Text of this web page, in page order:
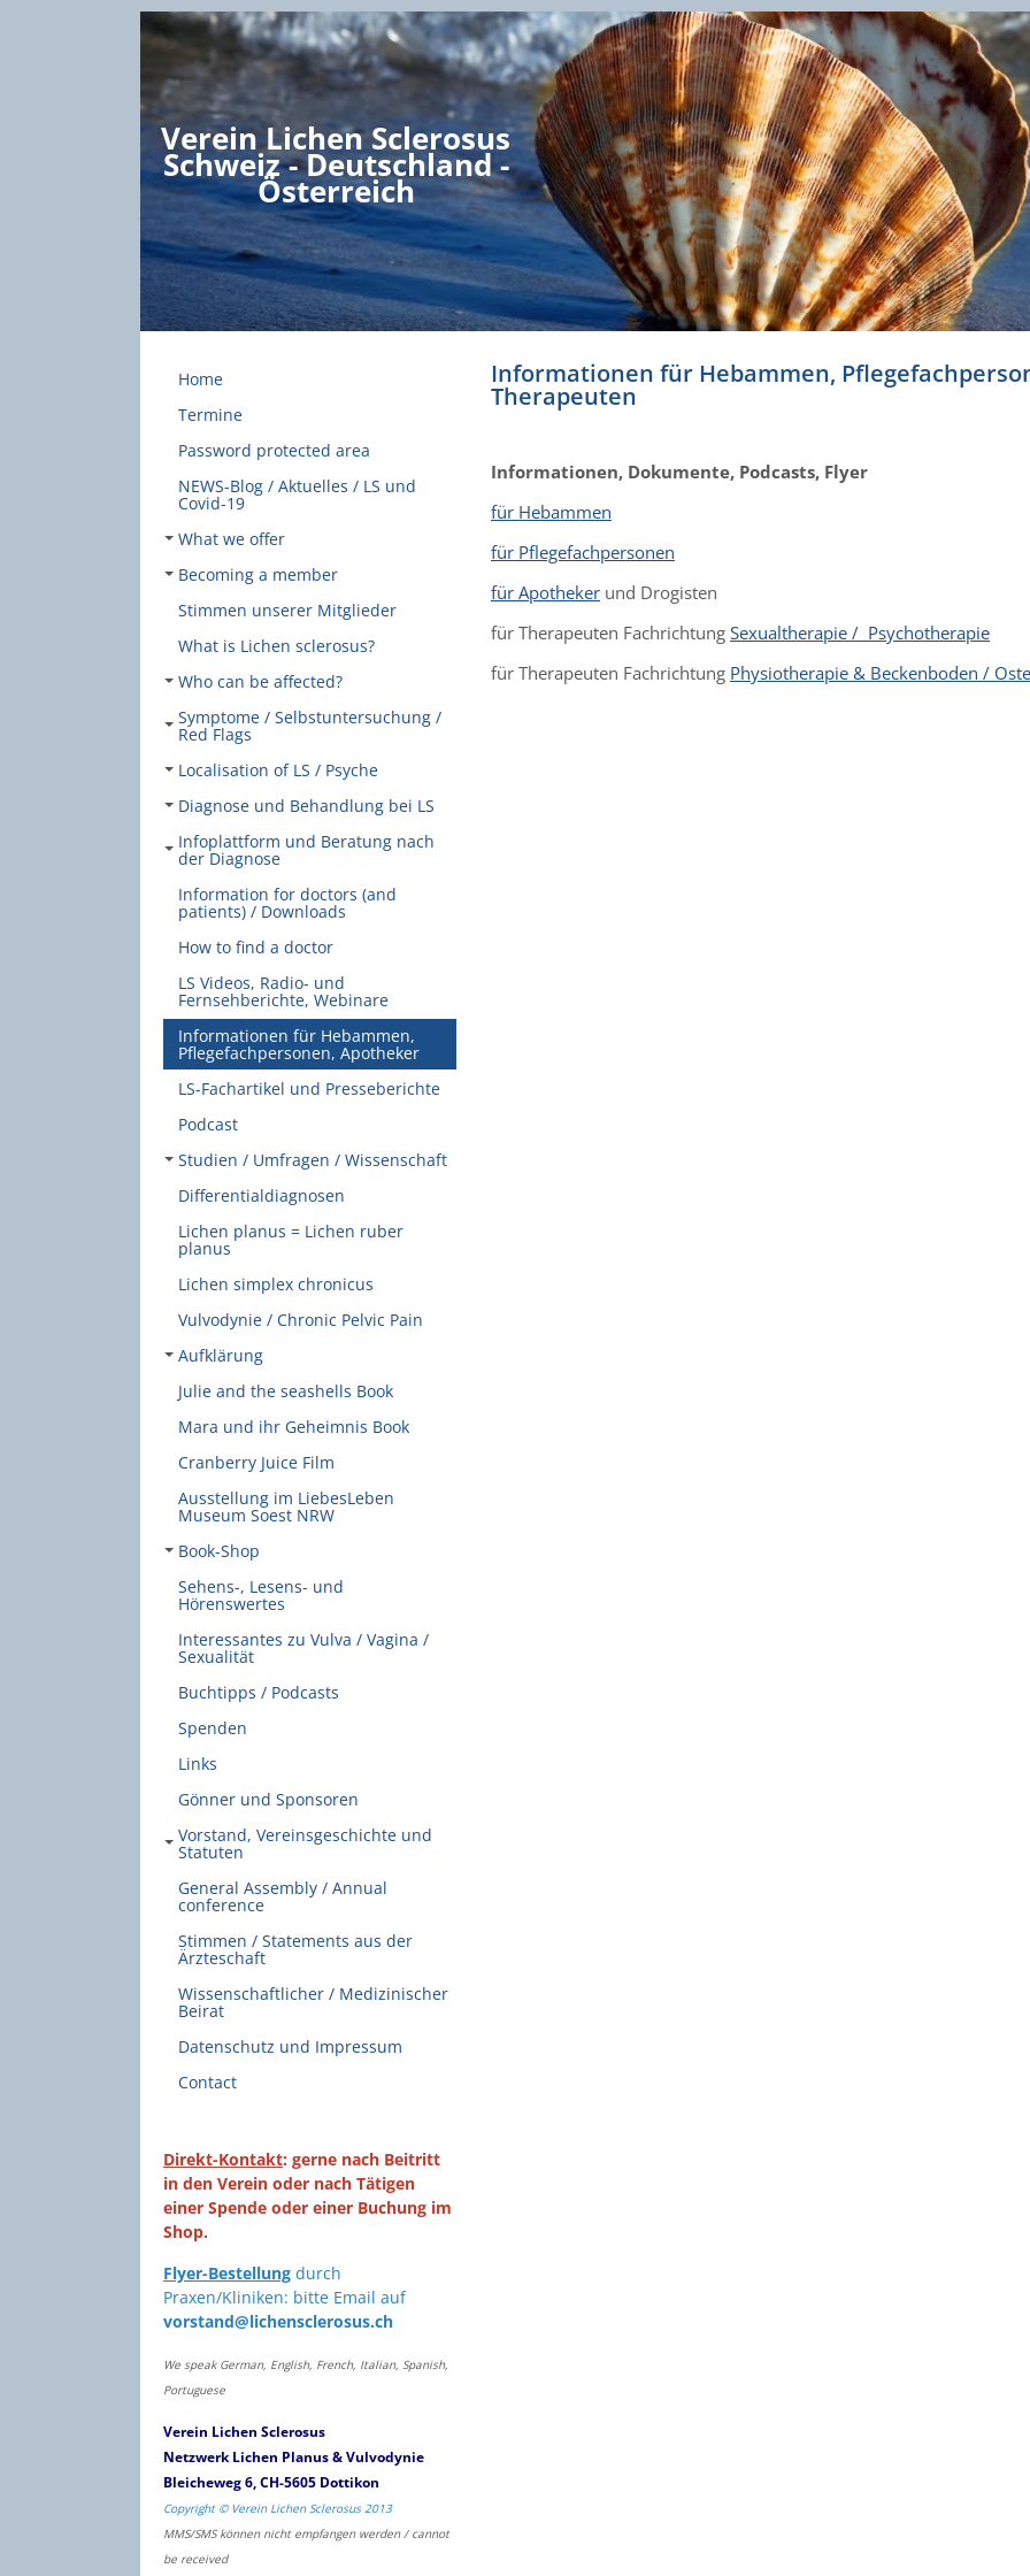
Verein Lichen Sclerosus
Schweiz - Deutschland -
Österreich
Home
Termine
Password protected area
NEWS-Blog / Aktuelles / LS und
Covid-19
What we offer
Becoming a member
Stimmen unserer Mitglieder
What is Lichen sclerosus?
Who can be affected?
Symptome / Selbstuntersuchung /
Red Flags
Localisation of LS / Psyche
Diagnose und Behandlung bei LS
Infoplattform und Beratung nach
der Diagnose
Information for doctors (and
patients) / Downloads
How to find a doctor
LS Videos, Radio- und
Fernsehberichte, Webinare
Informationen für Hebammen,
Pflegefachpersonen, Apotheker
LS-Fachartikel und Presseberichte
Podcast
Studien / Umfragen / Wissenschaft
Differentialdiagnosen
Lichen planus = Lichen ruber
planus
Lichen simplex chronicus
Vulvodynie / Chronic Pelvic Pain
Aufklärung
Julie and the seashells Book
Mara und ihr Geheimnis Book
Cranberry Juice Film
Ausstellung im LiebesLeben
Museum Soest NRW
Book-Shop
Sehens-, Lesens- und
Hörenswertes
Interessantes zu Vulva / Vagina /
Sexualität
Buchtipps / Podcasts
Spenden
Links
Gönner und Sponsoren
Vorstand, Vereinsgeschichte und
Statuten
General Assembly / Annual
conference
Stimmen / Statements aus der
Ärzteschaft
Wissenschaftlicher / Medizinischer
Beirat
Datenschutz und Impressum
Contact
Direkt-Kontakt: gerne nach Beitritt
in den Verein oder nach Tätigen
einer Spende oder einer Buchung im
Shop.
Flyer-Bestellung durch
Praxen/Kliniken: bitte Email auf
vorstand@lichensclerosus.ch
We speak German, English, French, Italian, Spanish,
Portuguese
Verein Lichen Sclerosus
Netzwerk Lichen Planus & Vulvodynie
Bleicheweg 6, CH-5605 Dottikon
Copyright © Verein Lichen Sclerosus 2013
MMS/SMS können nicht empfangen werden / cannot
be received
Informationen für Hebammen,
Therapeuten
Informationen, Dokumente, Podcasts, Flyer
für Hebammen
für Pflegefachpersonen
für Apotheker und Drogisten
für Therapeuten Fachrichtung Sexualtherapie / Psychotherapie
für Therapeuten Fachrichtung Physiotherapie & Beckenboden /